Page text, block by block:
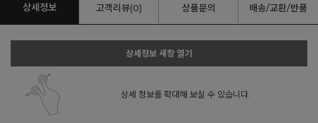
상세정보 고객리뷰(0) 상품문의 배송/교환/반품
상세정보 새창 열기
상세 정보를 확대해 보실 수 있습니다.